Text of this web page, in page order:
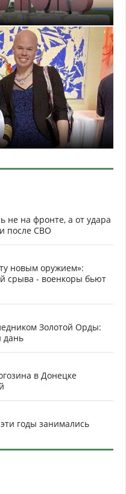
не на фронте, а от удара
после СВО
новым оружием»:
срыва - военкоры бьют
Золотой Орды:
дань
в Донецке
годы занимались